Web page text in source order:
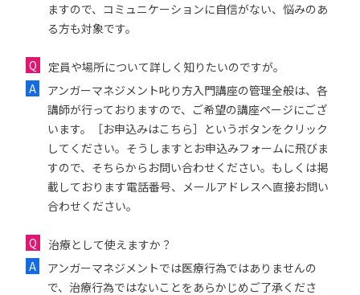
ますので、コミュニケーションに自信がない、悩みのあ
る方も対象です。
定員や場所について詳しく知りたいのですが。
アンガーマネジメント叱り方入門講座の管理全般は、各
講師が行っておりますので、ご希望の講座ページにござ
います。［お申込みはこちら］というボタンをクリック
してください。そうしますとお申込みフォームに飛びま
すので、そちらからお問い合わせください。もしくは掲
載しております電話番号、メールアドレスへ直接お問い
合わせください。
治療として使えますか？
アンガーマネジメントでは医療行為ではありませんの
で、治療行為ではないことをあらかじめご了承くださ